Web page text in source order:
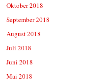
Oktober 2018
September 2018
August 2018
Juli 2018
Juni 2018
Mai 2018